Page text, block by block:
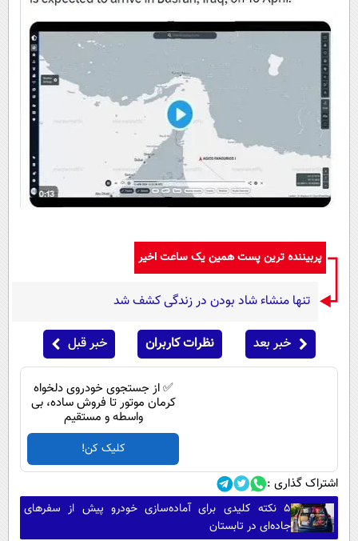
پربیننده ترین پست همین یک ساعت اخیر
تنها منشاء شاد بودن در زندگی کشف شد
خبر بعد نظرات کاربران خبر قبل
✅ از جستجوی خودروی دلخواه
کرمان موتور تا فروش ساده، بی
واسطه و مستقیم
کلیک کن!
اشتراک گذاری :
۵ نکته کلیدی برای آماده‌سازی خودرو پیش از سفرهای
جاده‌ای در تابستان